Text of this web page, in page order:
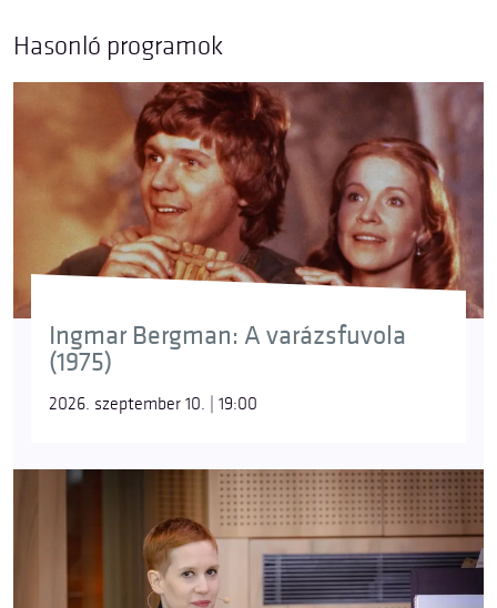
Hasonló programok
Ingmar Bergman: A varázsfuvola
(1975)
2026. szeptember 10. | 19:00